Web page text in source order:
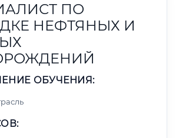
ПО
НЕФТЯНЫХ И
ОБУЧЕНИЯ: